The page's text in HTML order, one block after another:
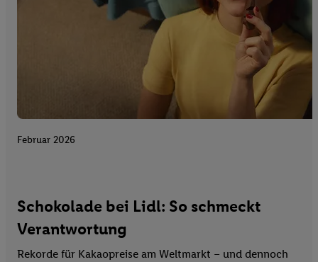
Februar 2026
Schokolade bei Lidl: So schmeckt
Verantwortung
Rekorde für Kakaopreise am Weltmarkt – und dennoch